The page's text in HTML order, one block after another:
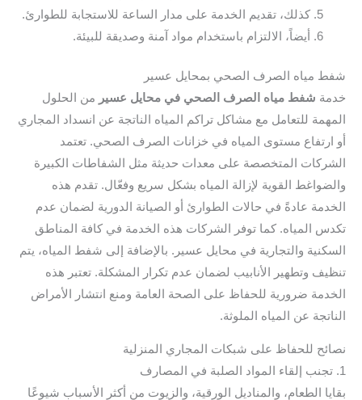
كذلك، تقديم الخدمة على مدار الساعة للاستجابة للطوارئ.
أيضاً، الالتزام باستخدام مواد آمنة وصديقة للبيئة.
شفط مياه الصرف الصحي بمحايل عسير
خدمة شفط مياه الصرف الصحي في محايل عسير من الحلول
المهمة للتعامل مع مشاكل تراكم المياه الناتجة عن انسداد المجاري
أو ارتفاع مستوى المياه في خزانات الصرف الصحي. تعتمد
الشركات المتخصصة على معدات حديثة مثل الشفاطات الكبيرة
والضواغط القوية لإزالة المياه بشكل سريع وفعّال. تقدم هذه
الخدمة عادةً في حالات الطوارئ أو الصيانة الدورية لضمان عدم
تكدس المياه. كما توفر الشركات هذه الخدمة في كافة المناطق
السكنية والتجارية في محايل عسير. بالإضافة إلى شفط المياه، يتم
تنظيف وتطهير الأنابيب لضمان عدم تكرار المشكلة. تعتبر هذه
الخدمة ضرورية للحفاظ على الصحة العامة ومنع انتشار الأمراض
الناتجة عن المياه الملوثة.
نصائح للحفاظ على شبكات المجاري المنزلية
1. تجنب إلقاء المواد الصلبة في المصارف
بقايا الطعام، والمناديل الورقية، والزيوت من أكثر الأسباب شيوعًا